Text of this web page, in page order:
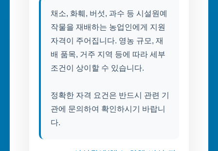
채소, 화훼, 버섯, 과수 등 시설원예
작물을 재배하는 농업인에게 지원
자격이 주어집니다. 영농 규모, 재
배 품목, 거주 지역 등에 따라 세부
조건이 상이할 수 있습니다.
정확한 자격 요건은 반드시 관련 기
관에 문의하여 확인하시기 바랍니
다.